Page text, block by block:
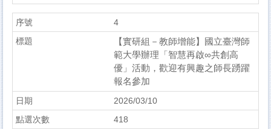
4
【實研組－教師增能】國立臺灣師
範大學辦理「智慧再啟∞共創高
優」活動，歡迎有興趣之師長踴躍
報名參加
2026/03/10
418